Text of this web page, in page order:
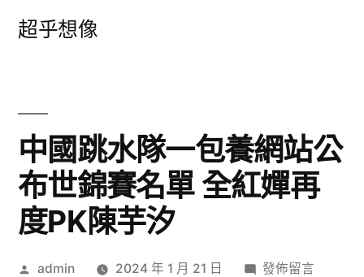
超乎想像
中國跳水隊一包養網站公
布世錦賽名單 全紅嬋再
度PK陳芋汐
作
admin 2024 年 1 月 21 日
在
發佈留言